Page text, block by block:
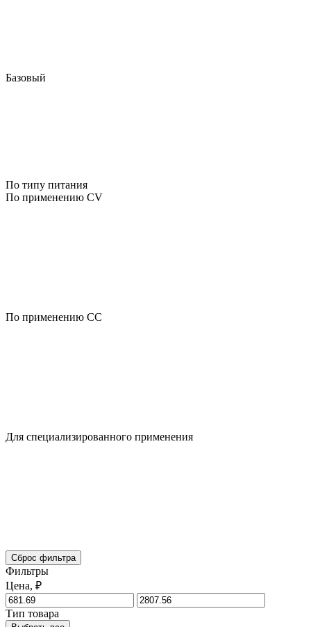
Базовый
По типу питания
По применению CV
По применению CC
Для специализированного применения
Сброс фильтра
Фильтры
Цена, ₽
Тип товара